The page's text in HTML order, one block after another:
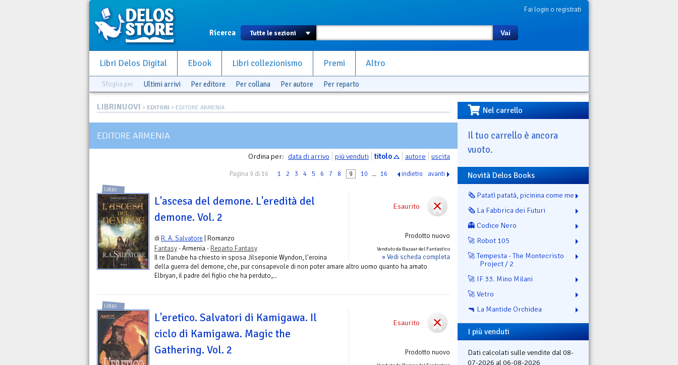
Fai login o registrati
Ricerca Vai
Libri Delos Digital Ebook Libri collezionismo Premi Altro
Sfoglia per Ultimi arrivi Per editore Per collana Per autore Per reparto
LIBRINUOVI > EDITORI > EDITORE ARMENIA
EDITORE ARMENIA
Ordina per: data di arrivo più venduti titolo autore uscita
Pagina 9 di 16 1 2 3 4 5 6 7 8 9 10 ... 16 indietro avanti
Esaurito
Prodotto nuovo
Venduto da Bazaar del Fantastico
» Vedi scheda completa
LIBRI
L'ascesa del demone. L'eredità del
demone. Vol. 2
di R. A. Salvatore | Romanzo
Fantasy- Armenia - Reparto Fantasy
Il re Danube ha chiesto in sposa Jilseponie Wyndon, l'eroina
della guerra del demone, che, pur consapevole di non poter amare altro uomo quanto ha amato
Elbryan, il padre del figlio che ha perduto,...
Esaurito
Prodotto nuovo
LIBRI
L'eretico. Salvatori di Kamigawa. Il
ciclo di Kamigawa. Magic the
Gathering. Vol. 2
Nel carrello
Il tuo carrello è ancora
vuoto.
Novità Delos Books
🗞️ Patatì patatà, picinina come me
🗞️ La Fabbrica dei Futuri
👻 Codice Nero
🚀 Robot 105
🚀 Tempesta - The Montecristo
Project / 2
🚀 IF 33. Mino Milani
🚀 Vetro
🔫 La Mantide Orchidea
I più venduti
Dati calcolati sulle vendite dal 08-
07-2026 al 06-08-2026